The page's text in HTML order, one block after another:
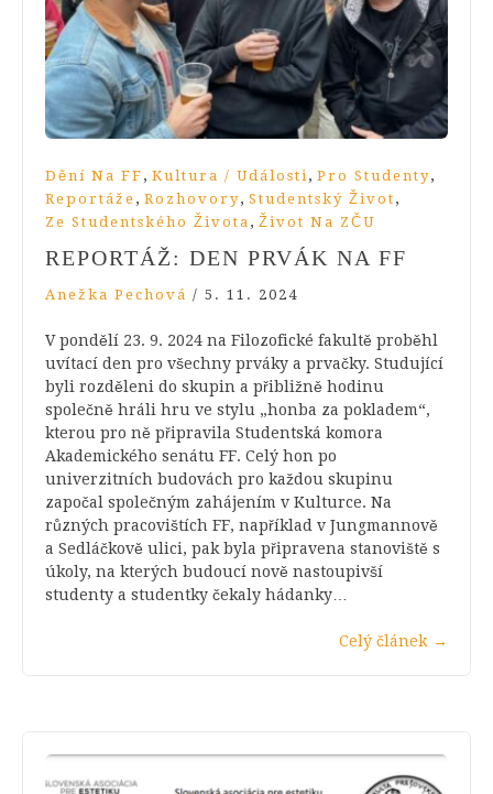
Dění Na FF , Kultura / Události , Pro Studenty,
Reportáže , Rozhovory, Studentský Život ,
Ze Studentského Života , Život Na ZČU
REPORTÁŽ: DEN PRVÁK NA FF
Anežka Pechová / 5. 11. 2024
V pondělí 23. 9. 2024 na Filozofické fakultě proběhl
uvítací den pro všechny prváky a prvačky. Studující
byli rozděleni do skupin a přibližně hodinu
společně hráli hru ve stylu „honba za pokladem“,
kterou pro ně připravila Studentská komora
Akademického senátu FF. Celý hon po
univerzitních budovách pro každou skupinu
započal společným zahájením v Kulturce. Na
různých pracovištích FF, například v Jungmannově
a Sedláčkově ulici, pak byla připravena stanoviště s
úkoly, na kterých budoucí nově nastoupivší
studenty a studentky čekaly hádanky…
Celý článek →